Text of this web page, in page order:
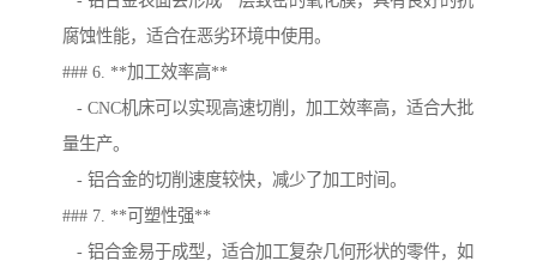
腐蚀性能，适合在恶劣环境中使用。
### 6. **加工效率高**
- CNC机床可以实现高速切削，加工效率高，适合大批
量生产。
- 铝合金的切削速度较快，减少了加工时间。
### 7. **可塑性强**
- 铝合金易于成型，适合加工复杂几何形状的零件，如